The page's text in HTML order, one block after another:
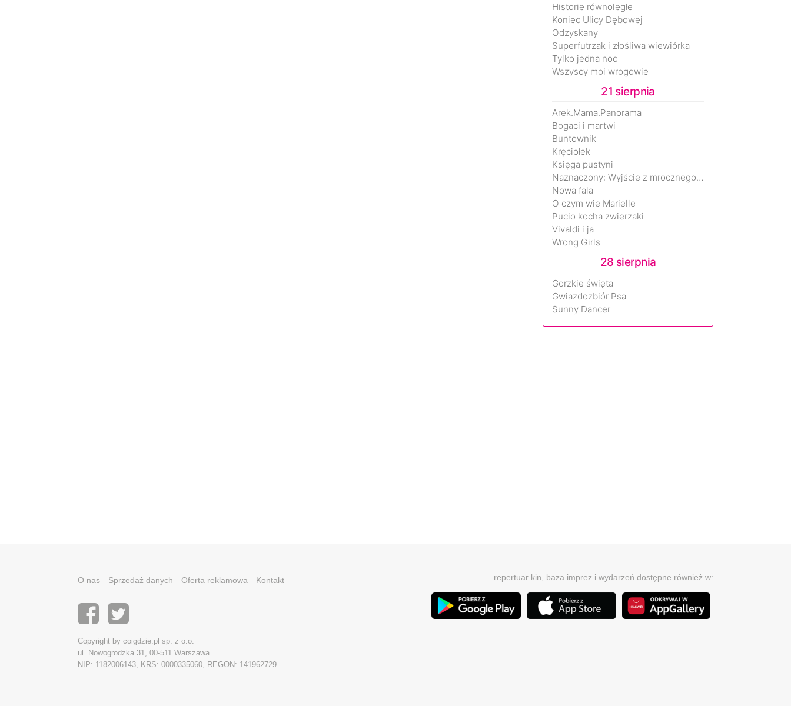
Historie równoległe
Koniec Ulicy Dębowej
Odzyskany
Superfutrzak i złośliwa wiewiórka
Tylko jedna noc
Wszyscy moi wrogowie
21 sierpnia
Arek.Mama.Panorama
Bogaci i martwi
Buntownik
Kręciołek
Księga pustyni
Naznaczony: Wyjście z mrocznego wymiaru
Nowa fala
O czym wie Marielle
Pucio kocha zwierzaki
Vivaldi i ja
Wrong Girls
28 sierpnia
Gorzkie święta
Gwiazdozbiór Psa
Sunny Dancer
O nas Sprzedaż danych Oferta reklamowa Kontakt
Copyright by coigdzie.pl sp. z o.o.
ul. Nowogrodzka 31, 00-511 Warszawa
NIP: 1182006143, KRS: 0000335060, REGON: 141962729
repertuar kin, baza imprez i wydarzeń dostępne również w: